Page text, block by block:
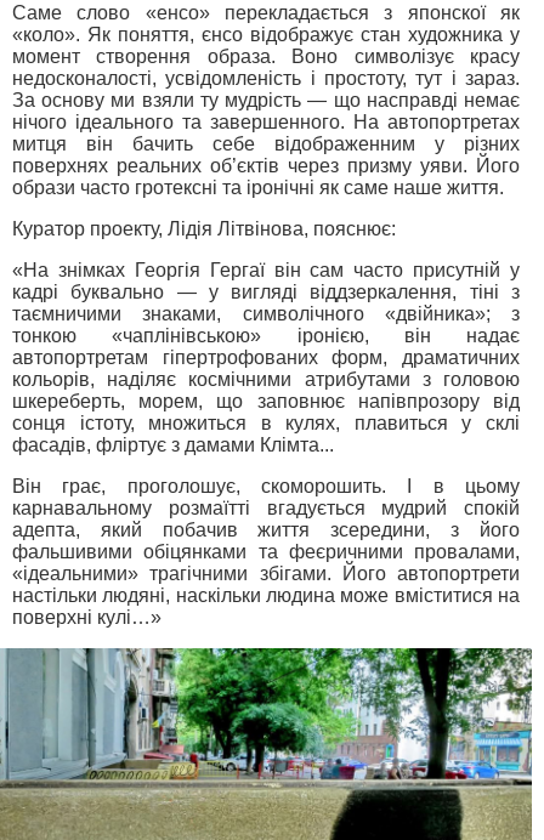
Саме слово «енсо» перекладається з японскої як
«коло». Як поняття, єнсо відображує стан художника у
момент створення образа. Воно символізує красу
недосконалості, усвідомленість і простоту, тут і зараз.
За основу ми взяли ту мудрість — що насправді немає
нічого ідеального та завершенного. На автопортретах
митця він бачить себе відображенним у різних
поверхнях реальних об’єктів через призму уяви. Його
образи часто гротексні та іронічні як саме наше життя.
Куратор проекту, Лідія Літвінова, пояснює:
«На знімках Георгія Гергаї він сам часто присутній у
кадрі буквально — у вигляді віддзеркалення, тіні з
таємничими знаками, символічного «двійника»; з
тонкою «чаплінівською» іронією, він надає
автопортретам гіпертрофованих форм, драматичних
кольорів, наділяє космічними атрибутами з головою
шкереберть, морем, що заповнює напівпрозору від
сонця істоту, множиться в кулях, плавиться у склі
фасадів, фліртує з дамами Клімта...
Він грає, проголошує, скоморошить. І в цьому
карнавальному розмаїтті вгадується мудрий спокій
адепта, який побачив життя зсередини, з його
фальшивими обіцянками та феєричними провалами,
«ідеальними» трагічними збігами. Його автопортрети
настільки людяні, наскільки людина може вміститися на
поверхні кулі…»